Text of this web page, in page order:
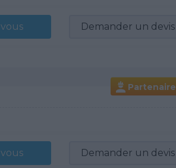
Demander un devis
Partenaire
Demander un devis